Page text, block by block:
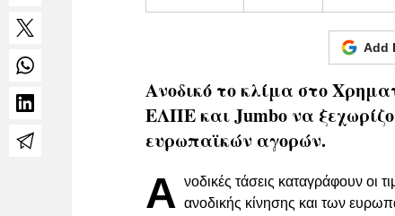
Add
Ανοδικό το κλίμα στο
ΕΛΠΕ και Jumbo να
ευρωπαϊκών αγορών.
Α νοδικές τάσεις καταγράφουν οι
ανοδικής κίνησης και των